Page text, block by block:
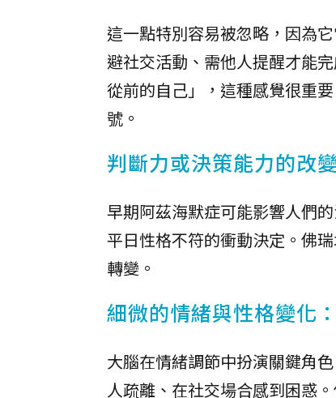
這一點特別容易被忽略，因為
避社交活動、需他人提醒才能
從前的自己」，這種感覺很重
號。
判斷力或決策能力的改變
早期阿茲海默症可能影響人們
平日性格不符的衝動決定。佛
轉變。
細微的情緒與性格變化：
大腦在情緒調節中扮演關鍵角
人疏離、在社交場合感到困惑